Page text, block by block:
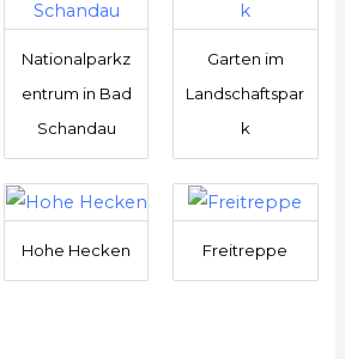
Nationalparkz
entrum in Bad
Schandau
Garten im
Landschaftspar
k
Hohe Hecken Freitreppe